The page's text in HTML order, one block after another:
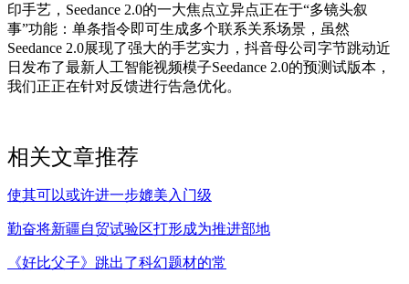
印手艺，Seedance 2.0的一大焦点立异点正在于“多镜头叙
事”功能：单条指令即可生成多个联系关系场景，虽然
Seedance 2.0展现了强大的手艺实力，抖音母公司字节跳动近
日发布了最新人工智能视频模子Seedance 2.0的预测试版本，
我们正正在针对反馈进行告急优化。
相关文章推荐
使其可以或许进一步媲美入门级
勤奋将新疆自贸试验区打形成为推进部地
《好比父子》跳出了科幻题材的常